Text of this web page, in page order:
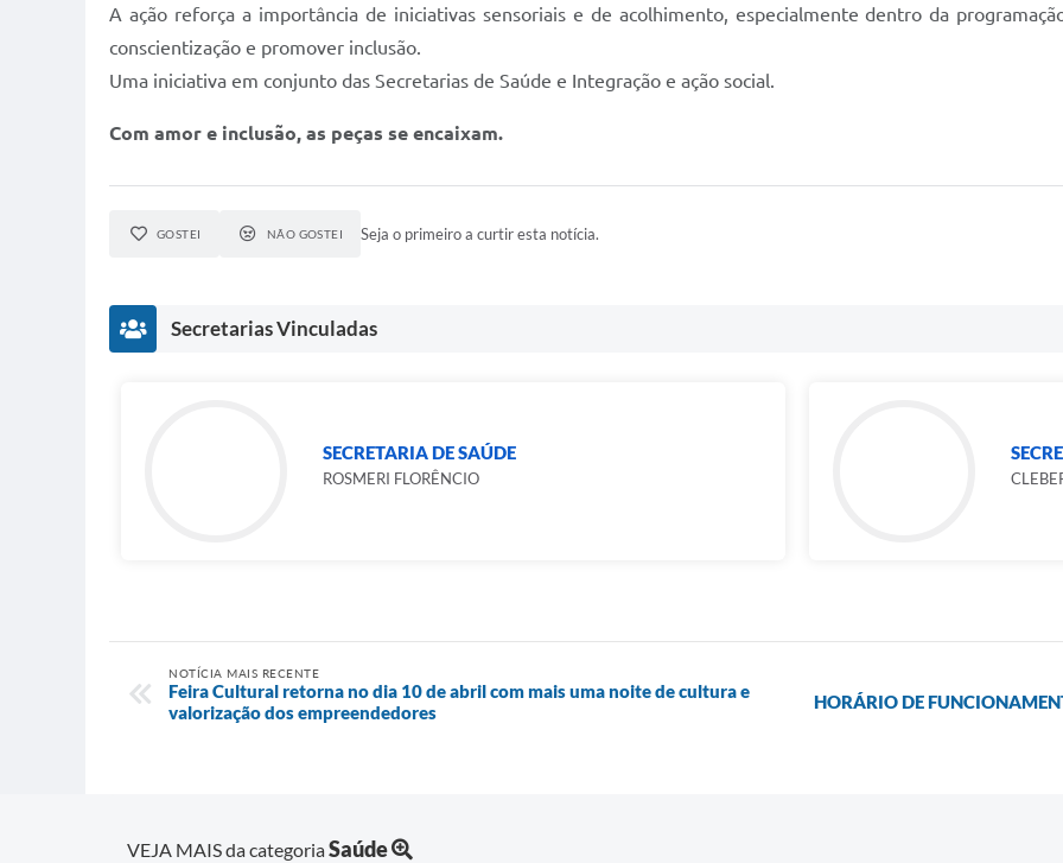
A ação reforça a importância de iniciativas sensoriais e de acolhimento, especialmente dentro da
conscientização e promover inclusão.
Uma iniciativa em conjunto das Secretarias de Saúde e Integração e ação social.
Com amor e inclusão, as peças se encaixam.
GOSTEI NÃO GOSTEI Seja o primeiro a curtir esta notícia.
Secretarias Vinculadas
SECRETARIA DE SAÚDE
ROSMERI FLORÊNCIO
NOTÍCIA MAIS RECENTE
Feira Cultural retorna no dia 10 de abril com mais uma noite de cultura e
valorização dos empreendedores
HORÁRIO DE
VEJA MAIS da categoriaSaúde